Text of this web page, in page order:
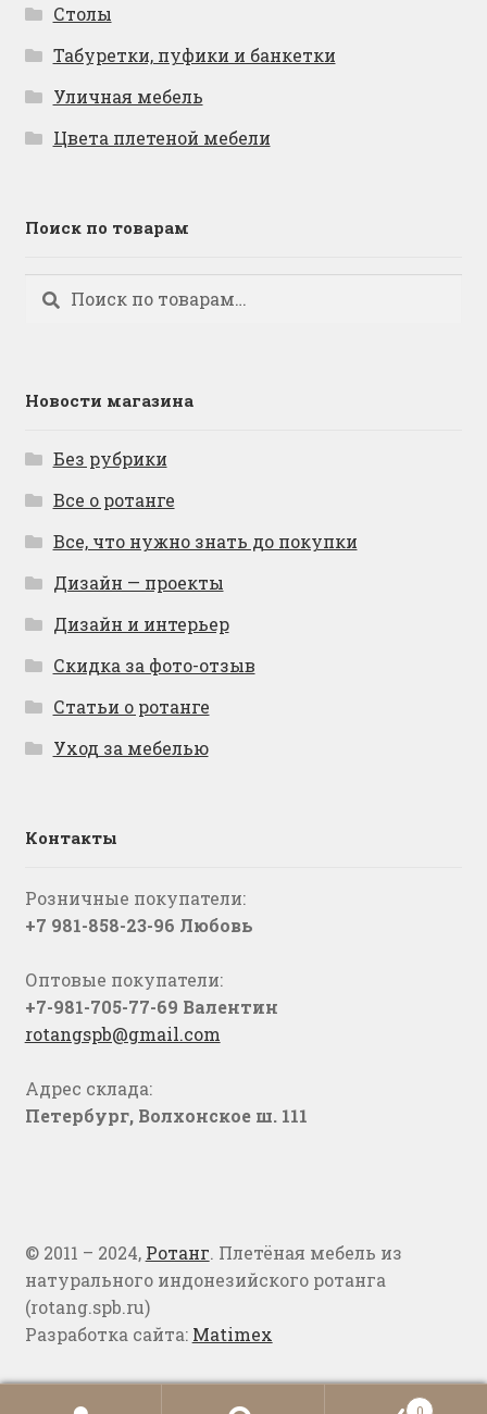
Столы
Табуретки, пуфики и банкетки
Уличная мебель
Цвета плетеной мебели
Поиск по товарам
Искать:
Поиск
Новости магазина
Без рубрики
Все о ротанге
Все, что нужно знать до покупки
Дизайн — проекты
Дизайн и интерьер
Скидка за фото-отзыв
Статьи о ротанге
Уход за мебелью
Контакты
Розничные покупатели:
+7 981-858-23-96 Любовь
Оптовые покупатели:
+7-981-705-77-69 Валентин
rotangspb@gmail.com
Адрес склада:
Петербург, Волхонское ш. 111
© 2011 – 2024, Ротанг. Плетёная мебель из
натурального индонезийского ротанга
(rotang.spb.ru)
Разработка сайта: Matimex
0